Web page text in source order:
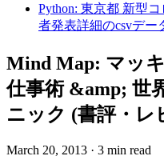
Python: 東京都 新型
者発表詳細のcsvデー
Mind Map: マッ
仕事術 &amp; 世
ニック (書評・レ
March 20, 2013 · 3 min read